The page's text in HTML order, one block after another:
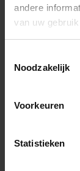
andere
van uw
Noodzakelijk
Voorkeuren
Statistieken